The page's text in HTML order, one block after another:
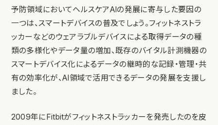
予防領域においてヘルスケアAIの発展に寄与した要因の
一つは、スマートデバイスの普及でしょう。フィットネストラ
ッカーなどのウェアラブルデバイスによる取得データの種
類の多様化やデータ量の増加、既存のバイタル計測機器の
スマートデバイス化によるデータの継時的な記録・管理・共
有の効率化が、AI領域で活用できるデータの発展を支援し
ました。
2009年にFitbitがフィットネストラッカーを発売したのを皮